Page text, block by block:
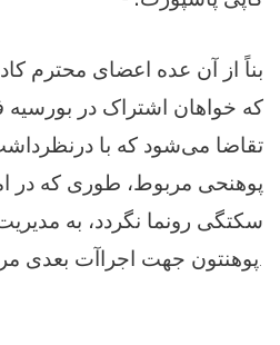
بناً از آن عده اعضای محترم
که خواهان اشتراک در بورسیه
تقاضا می‌شود که با
پوهنحی مربوط، طوری که در
سکتگی رونما نگردد، به
پوهنتون جهت اجراآت بعدی مراجعه نمایند.